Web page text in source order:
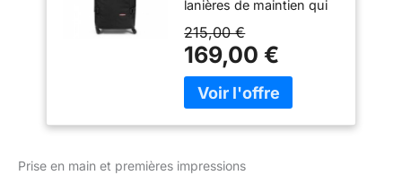
lanières de maintien qui
vous assurent de
toujours tout retrouver
bien à sa place, poche
avant pratique zippée
pour les petits objets
les rues bondées, grande
215,00 €
169,00 €
Prise en main et premières impressions